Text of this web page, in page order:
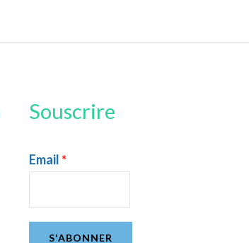
Souscrire
Email *
S'ABONNER